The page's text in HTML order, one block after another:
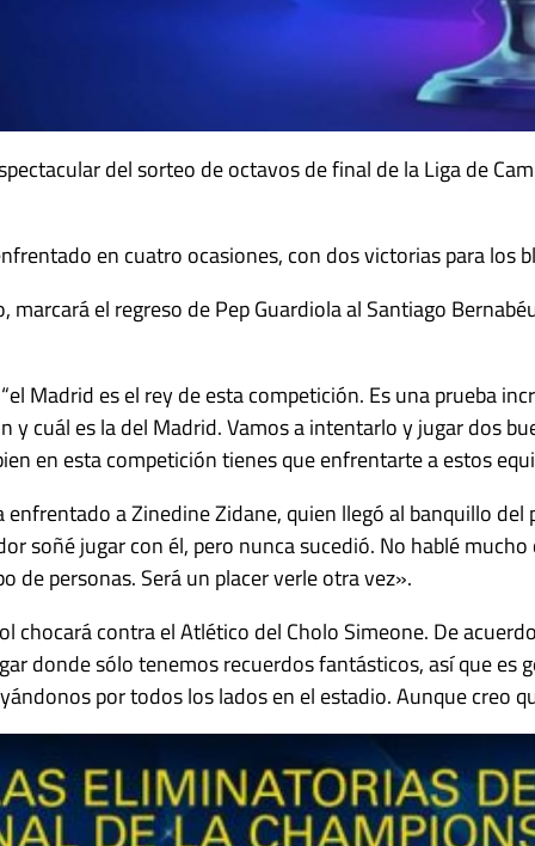
del sorteo de octavos de final de la Liga de
en cuatro ocasiones, con dos victorias para los
el regreso de Pep Guardiola al Santiago
Madrid es el rey de esta competición. Es una prueba
cuál es la del Madrid. Vamos a intentarlo y jugar dos
en esta competición tienes que enfrentarte a estos
a Zinedine Zidane, quien llegó al banquillo
soñé jugar con él, pero nunca sucedió. No hablé
de personas. Será un placer verle otra vez».
contra el Atlético del Cholo Simeone. De
donde sólo tenemos recuerdos fantásticos, así que es
por todos los lados en el estadio. Aunque creo